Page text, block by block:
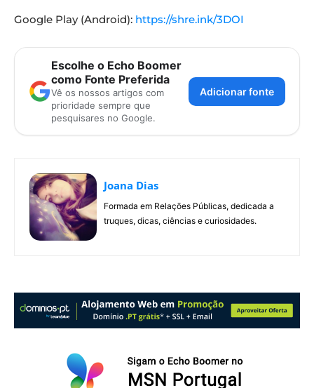
Google Play (Android): https://shre.ink/3DOI
Escolhe o Echo Boomer
como Fonte Preferida
Vê os nossos artigos com
prioridade sempre que
pesquisares no Google.
Adicionar fonte
Joana Dias
Formada em Relações Públicas, dedicada a
truques, dicas, ciências e curiosidades.